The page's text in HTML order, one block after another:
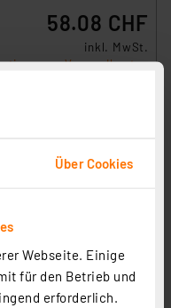
Über Cookies
Webseite. Einige
für den Betrieb und
erforderlich.
58.08 CHF
inkl. MwSt.
zu Versandkosten